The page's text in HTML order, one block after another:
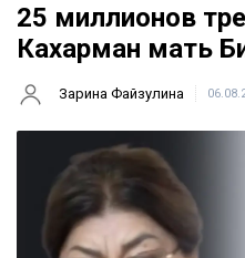
25 миллионов
Кахарман мать
Зарина Файзулина